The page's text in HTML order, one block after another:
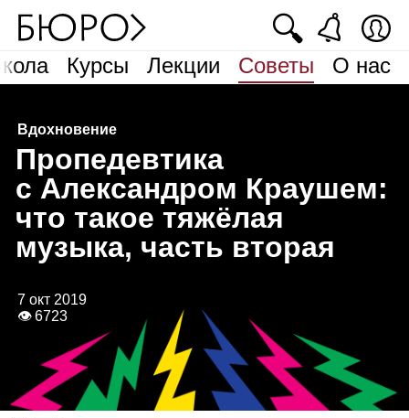
Курсы Лекции Советы О нас
🔍
Вдохновение
Пропедевтика
c Александром Краушем:
что такое тяжёлая
музыка, часть вторая
7 окт 2019
👁 6723